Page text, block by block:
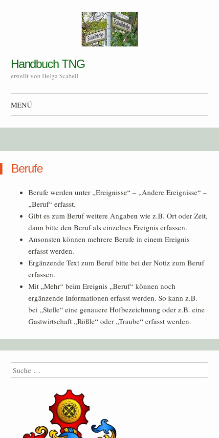
Handbuch TNG
erstellt von Helga Scabell
MENÜ
Berufe
Berufe werden unter „Ereignisse“ – „Andere Ereignisse“ –
„Beruf“ erfasst.
Gibt es zum Beruf weitere Angaben wie z.B. Ort oder Zeit,
dann bitte den Beruf als einzelnes Ereignis erfassen.
Ansonsten können mehrere Berufe in einem Ereignis
erfasst werden.
Ergänzende Text zum Beruf bitte bei der Notiz zum Beruf
erfassen.
Mit „Mehr“ beim Ereignis „Beruf“ können noch
ergänzende Informationen erfasst werden. So kann z.B.
bei „Stelle“ eine genauere Hofbezeichnung oder z.B. eine
Gastwirtschaft „Rößle“ oder „Traube“ erfasst werden.
Suche